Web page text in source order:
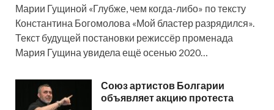
Марии Гущиной «Глубже, чем когда-либо» по тексту
Константина Богомолова «Мой бластер разрядился».
Текст будущей постановки режиссёр променада
Мария Гущина увидела ещё осенью 2020…
Союз артистов Болгарии
объявляет акцию протеста